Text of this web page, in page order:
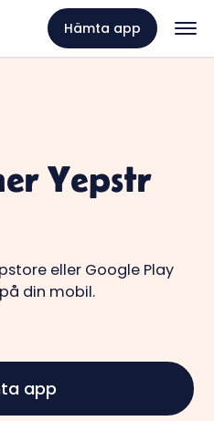
Hämta app
Yepstr
eller Google Play
din mobil.
app